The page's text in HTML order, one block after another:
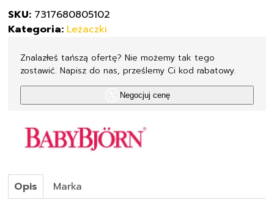
leżaczka
BALANCE
Googly
Eyes
SKU: 7317680805102
Kategoria: Leżaczki
Znalazłeś tańszą ofertę? Nie możemy tak tego
zostawić. Napisz do nas, prześlemy Ci kod rabatowy.
Negocjuj cenę
Opis Marka